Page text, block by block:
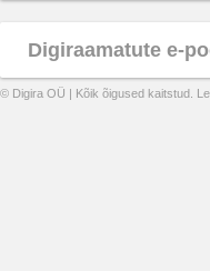
Digiraamatute e-
© Digira OÜ | Kõik õigused kaitstud.